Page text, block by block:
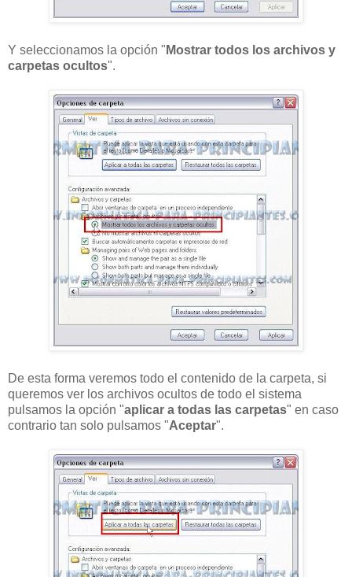
Y seleccionamos la opción " Mostrar todos los archivos y
carpetas ocultos".
De esta forma veremos todo el contenido de la carpeta, si
queremos ver los archivos ocultos de todo el sistema
pulsamos la opción "aplicar a todas las carpetas" en caso
contrario tan solo pulsamos "Aceptar".